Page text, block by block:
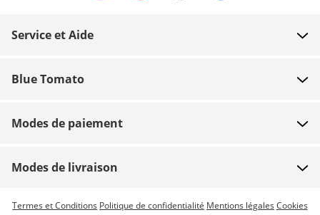
Service et Aide
Paiement
Retours
Suivi commande
Blue Tomato
Emplois
Blue World
Modes de paiement
Modes de livraison
Livraison express possible
Termes et Conditions Politique de confidentialité Mentions légales Cookies